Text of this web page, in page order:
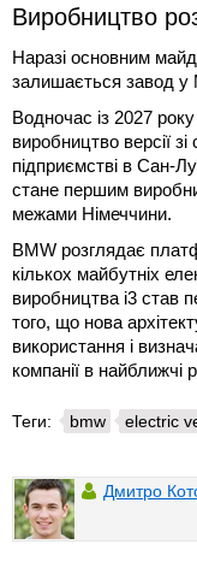
Виробництво
Наразі основним
залишається завод у
Водночас із 2027
виробництво версії
підприємстві в Сан-
стане першим
межами Німеччини.
BMW розглядає
кількох майбутніх
виробництва i3 став
того, що нова
використання і
компанії в найближчі
Теги: bmw electric
Дмитро